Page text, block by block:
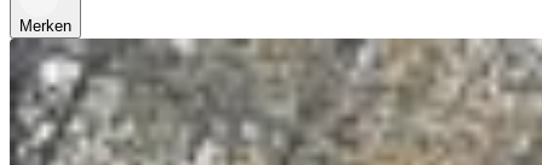
Merken